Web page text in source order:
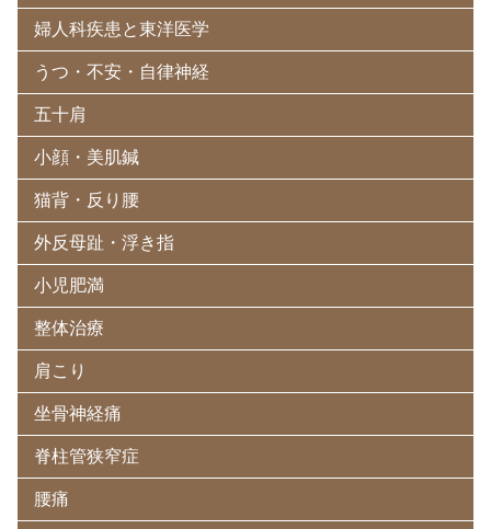
婦人科疾患と東洋医学
うつ・不安・自律神経
五十肩
小顔・美肌鍼
猫背・反り腰
外反母趾・浮き指
小児肥満
整体治療
肩こり
坐骨神経痛
脊柱管狭窄症
腰痛